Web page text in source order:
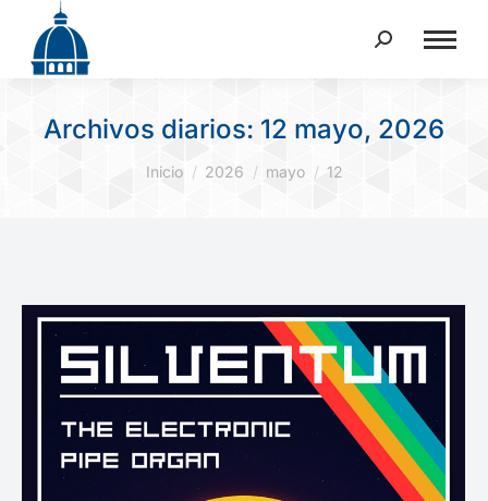
Buscar:
Archivos diarios: 12 mayo, 2026
Estás aquí:
Inicio 2026 mayo 12